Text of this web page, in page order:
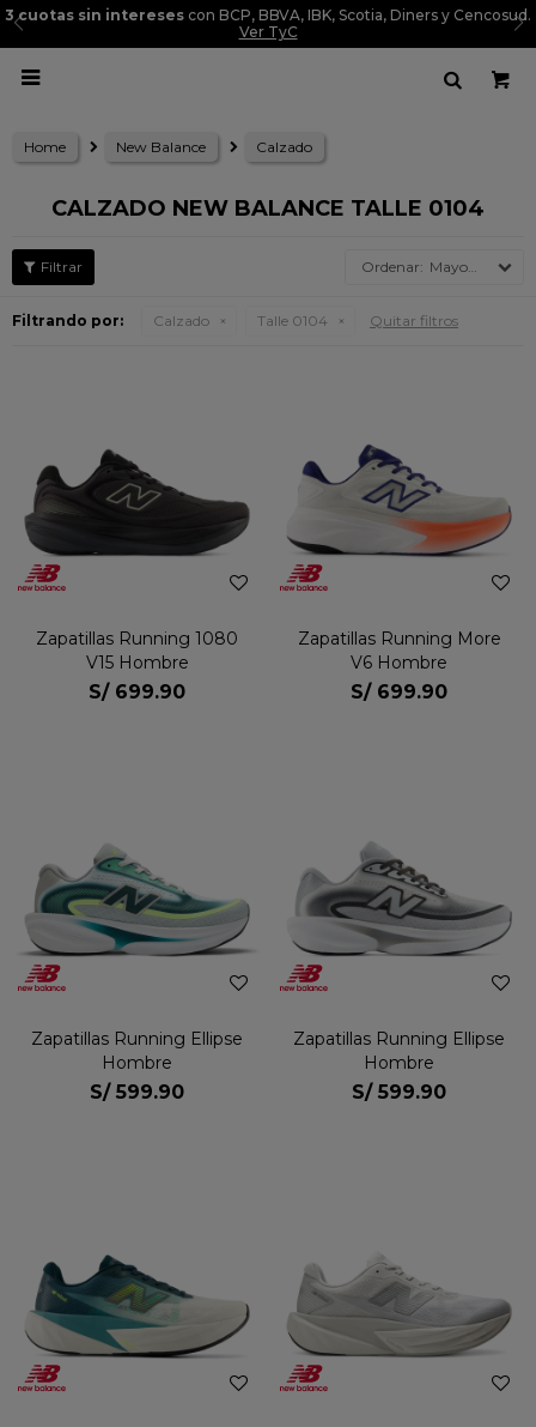
3 cuotas sin intereses con BCP, BBVA, IBK, Scotia, Diners y Cencosud.
Ver TyC

Home New Balance Calzado
CALZADO NEW BALANCE TALLE 0104
Mayor precio
Filtrando por: Calzado Talle 0104 Quitar filtros
Zapatillas Running 1080
V15 Hombre
S/ 699.90
Zapatillas Running More
V6 Hombre
S/ 699.90
Zapatillas Running Ellipse
Hombre
S/ 599.90
Zapatillas Running Ellipse
Hombre
S/ 599.90